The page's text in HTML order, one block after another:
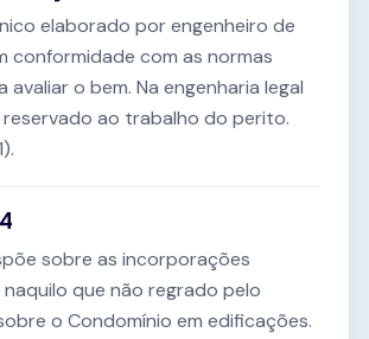
elaborado por engenheiro de
conformidade com as normas
avaliar o bem. Na engenharia legal
ao trabalho do perito.
sobre as incorporações
naquilo que não regrado pelo
o Condomínio em edificações.